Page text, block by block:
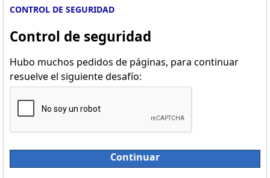
CONTROL DE SEGURIDAD
Control de seguridad
Hubo muchos pedidos de páginas, para continuar
resuelve el siguiente desafío:
Continuar